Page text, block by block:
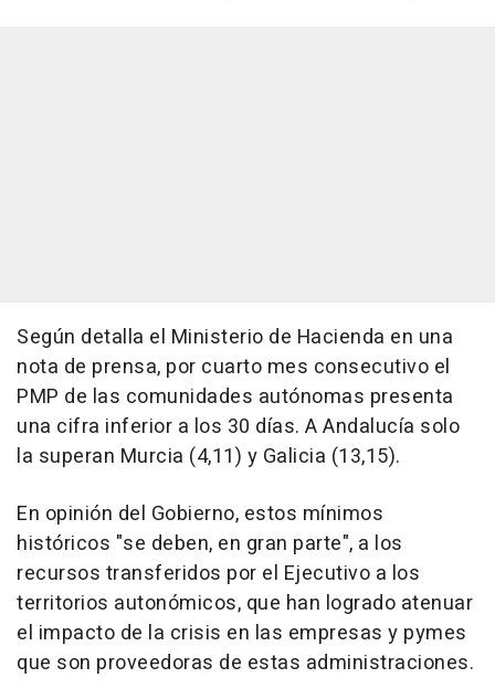
Según detalla el Ministerio de Hacienda en una
nota de prensa, por cuarto mes consecutivo el
PMP de las comunidades autónomas presenta
una cifra inferior a los 30 días. A Andalucía solo
la superan Murcia (4,11) y Galicia (13,15).
En opinión del Gobierno, estos mínimos
históricos "se deben, en gran parte", a los
recursos transferidos por el Ejecutivo a los
territorios autonómicos, que han logrado atenuar
el impacto de la crisis en las empresas y pymes
que son proveedoras de estas administraciones.